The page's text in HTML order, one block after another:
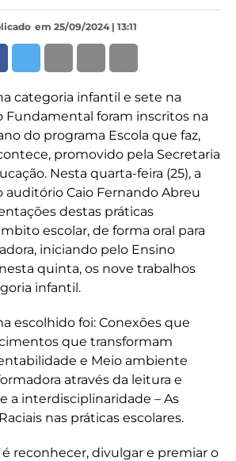
em 25/09/2024 | 13:11
categoria infantil e sete na
Fundamental foram inscritos na
do programa Escola que faz,
promovido pela Secretaria
Nesta quarta-feira (25), a
auditório Caio Fernando Abreu
destas práticas
escolar, de forma oral para
iniciando pelo Ensino
quinta, os nove trabalhos
infantil.
escolhido foi: Conexões que
que transformam
e Meio ambiente
através da leitura e
a interdisciplinaridade – As
nas práticas escolares.
reconhecer, divulgar e premiar o